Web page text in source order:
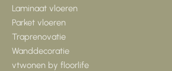
Laminaat vloeren
Parket vloeren
Traprenovatie
Wanddecoratie
vtwonen by floorlife